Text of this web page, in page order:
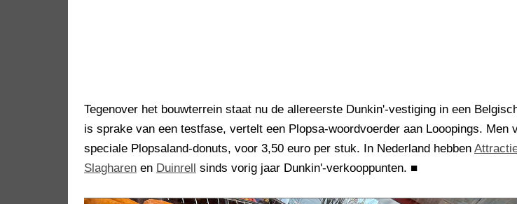
Tegenover het bouwterrein staat nu de allereerste Dunkin'-vestiging in een
is sprake van een testfase, vertelt een Plopsa-woordvoerder aan Looopings. Men
speciale Plopsaland-donuts, voor 3,50 euro per stuk. In Nederland hebben
Slagharen en Duinrell sinds vorig jaar Dunkin'-verkooppunten. ■